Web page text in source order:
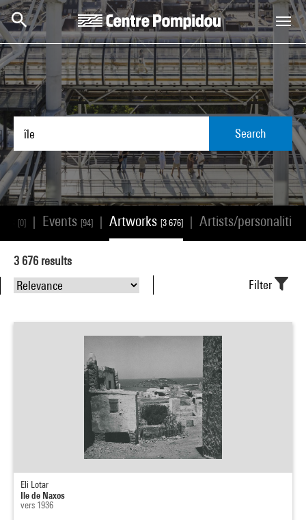
Skip to main content
Centre Pompidou
Search
[0] Events [94] Artworks [3 676] Artists/personalities
3 676 results
Filter
Eli Lotar
Ile de Naxos
vers 1936